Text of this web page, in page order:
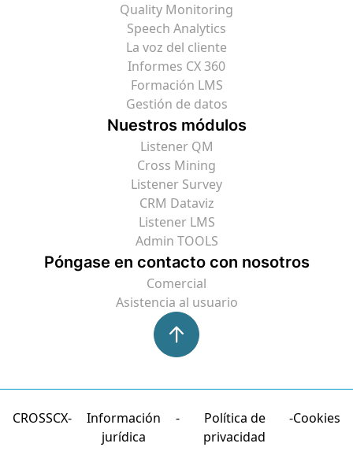
Quality Monitoring
Speech Analytics
La voz del cliente
Informes CX 360
Formación LMS
Gestión de datos
Nuestros módulos
Listener QM
Cross Mining
Listener Survey
CRM Dataviz
Listener LMS
Admin TOOLS
Póngase en contacto con nosotros
Comercial
Asistencia al usuario
CROSSCX
Información
jurídica
Política de
privacidad
Cookies